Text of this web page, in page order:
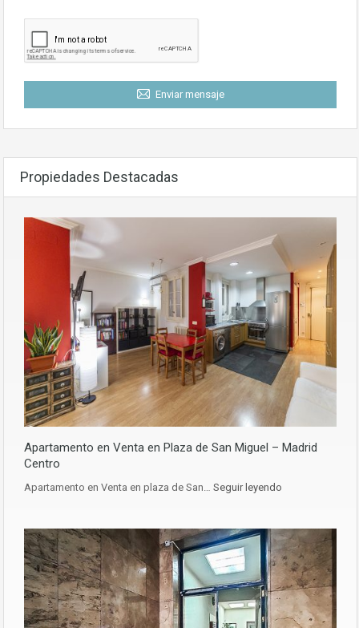
Enviar mensaje
Propiedades Destacadas
Apartamento en Venta en Plaza de San Miguel – Madrid
Centro
Apartamento en Venta en plaza de San… Seguir leyendo